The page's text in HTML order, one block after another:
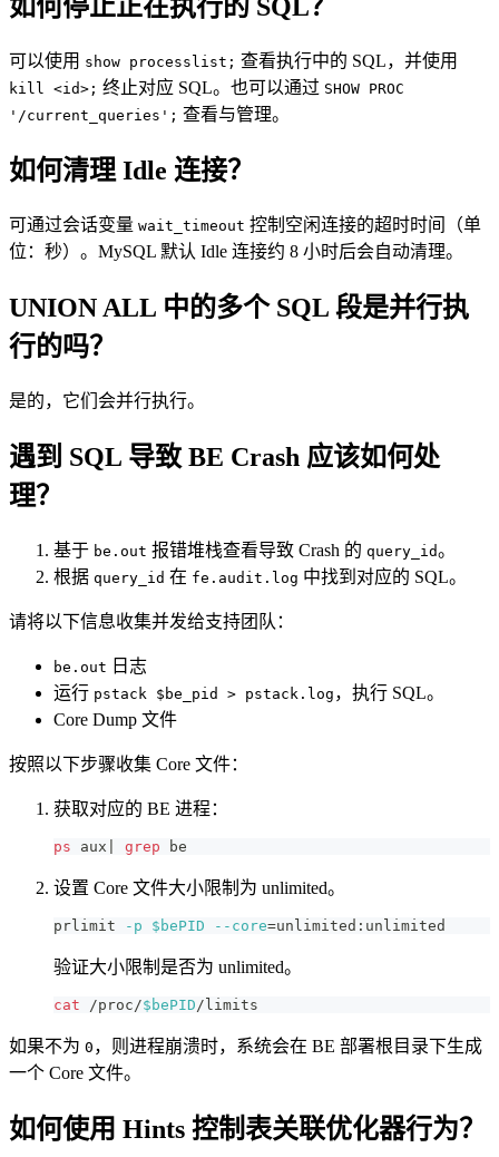
如何停止正在执行的 SQL？
可以使用 show processlist; 查看执行中的 SQL，并使用
kill <id>; 终止对应 SQL。也可以通过 SHOW PROC
'/current_queries'; 查看与管理。
如何清理 Idle 连接？
可通过会话变量 wait_timeout 控制空闲连接的超时时间（单
位：秒）。MySQL 默认 Idle 连接约 8 小时后会自动清理。
UNION ALL 中的多个 SQL 段是并行执
行的吗？
是的，它们会并行执行。
遇到 SQL 导致 BE Crash 应该如何处
理？
基于 be.out 报错堆栈查看导致 Crash 的 query_id。
根据 query_id 在 fe.audit.log 中找到对应的 SQL。
请将以下信息收集并发给支持团队：
be.out 日志
运行 pstack $be_pid > pstack.log ，执行 SQL。
Core Dump 文件
按照以下步骤收集 Core 文件：
获取对应的 BE 进程：
ps aux grep be
设置 Core 文件大小限制为 unlimited。
prlimit -p $bePID --core=unlimited:unlimited
验证大小限制是否为 unlimited。
cat /proc/$bePID /limits
如果不为 0 ，则进程崩溃时，系统会在 BE 部署根目录下生成
一个 Core 文件。
如何使用 Hints 控制表关联优化器行为？